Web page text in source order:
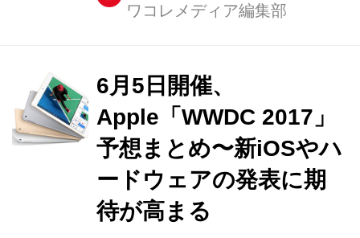
DOCK』です♪ iPad ProでApple Pencil‎
ワコレメディア編集部
6月5日開催、
Apple「WWDC 2017」
予想まとめ〜新iOSやハ
ードウェアの発表に期
待が高まる